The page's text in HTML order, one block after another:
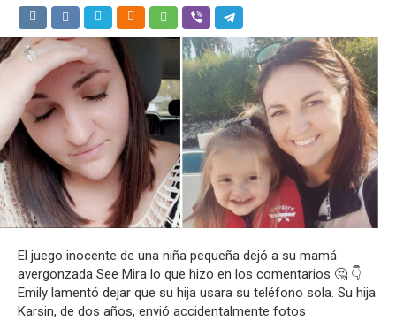
El juego inocente de una niña pequeña dejó a su mamá
avergonzada See Mira lo que hizo en los comentarios 🤔 👇
Emily lamentó dejar que su hija usara su teléfono sola. Su hija
Karsin, de dos años, envió accidentalmente fotos